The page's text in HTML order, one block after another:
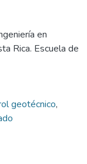
en
Rica. Escuela de
geotécnico,